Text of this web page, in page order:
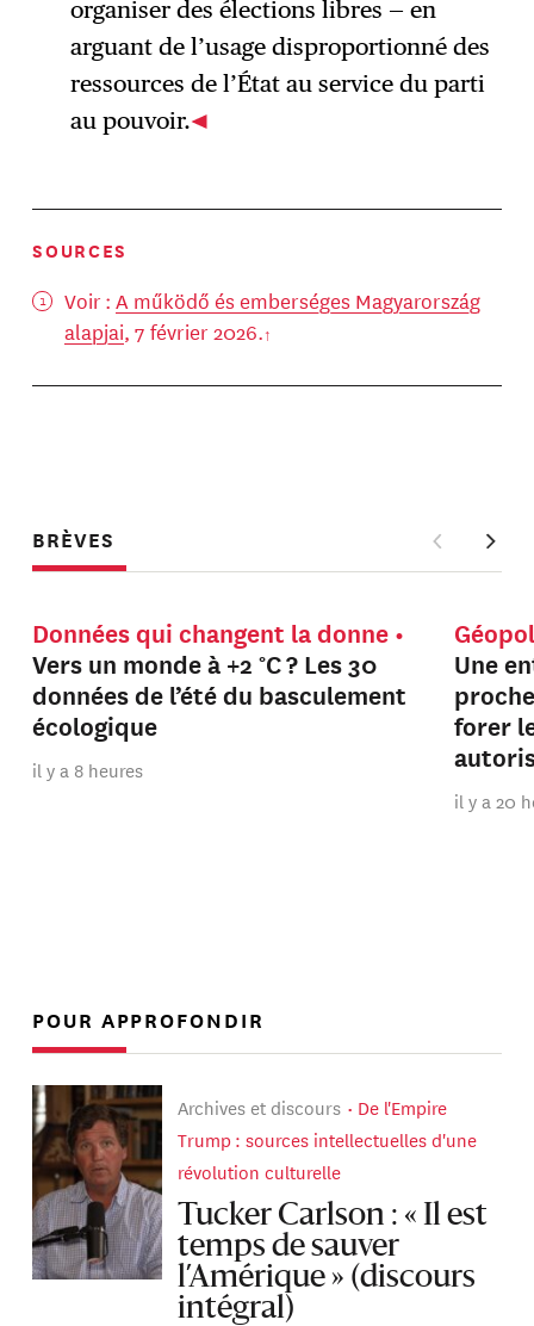
organiser des élections libres — en
arguant de l’usage disproportionné des
ressources de l’État au service du parti
au pouvoir.
SOURCES
Voir : A működő és emberséges Magyarország
alapjai, 7 février 2026.
BRÈVES
Données qui changent la donne
Vers un monde à +2 °C ? Les 30
données de l’été du basculement
écologique
il y a 8 heures
Une
forer
il y a 20
POUR APPROFONDIR
Archives et discours
De l'Empire
Trump : sources intellectuelles d'une
révolution culturelle
Tucker Carlson : « Il est
temps de sauver
l’Amérique » (discours
intégral)